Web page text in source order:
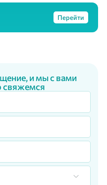
Перейти
и мы с вами
свяжемся